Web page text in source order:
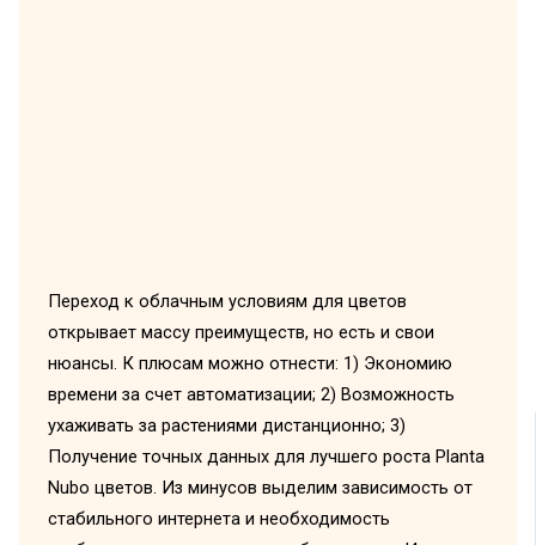
Переход к облачным условиям для цветов
открывает массу преимуществ, но есть и свои
нюансы. К плюсам можно отнести: 1) Экономию
времени за счет автоматизации; 2) Возможность
ухаживать за растениями дистанционно; 3)
Получение точных данных для лучшего роста Planta
Nubo цветов. Из минусов выделим зависимость от
стабильного интернета и необходимость